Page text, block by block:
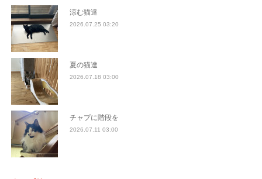
涼む猫達
2026.07.25 03:20
夏の猫達
2026.07.18 03:00
チャプに階段を
2026.07.11 03:00